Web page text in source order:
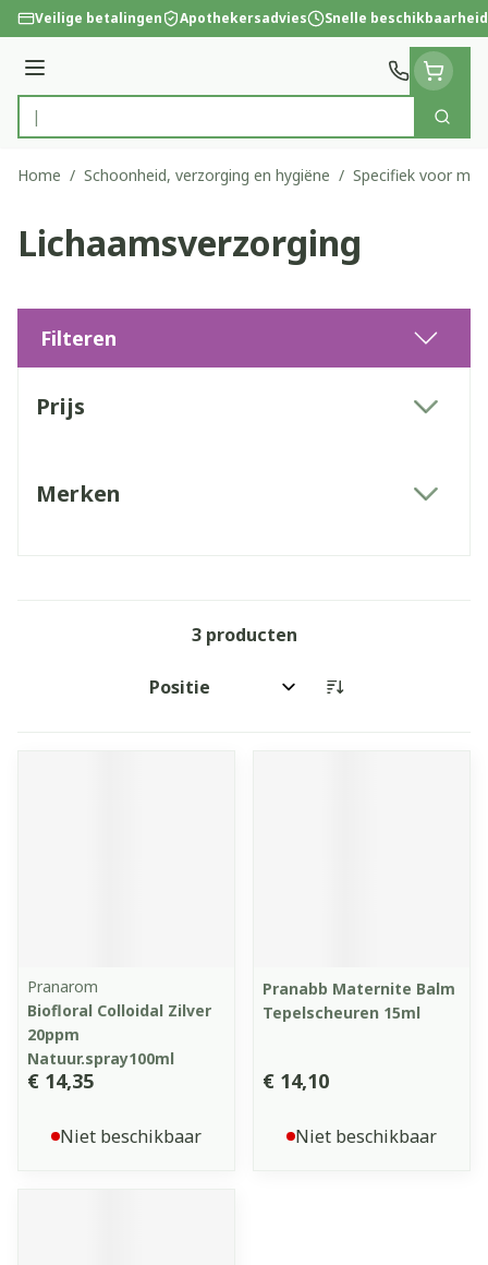
Ga naar de inhoud
Veilige betalingen Apothekersadvies Snelle beschikbaarheid
Menu
Product, merk, categorie...
Zoek
Home / Schoonheid, verzorging en hygiëne / Specifiek voor
Lichaamsverzorging
Filteren
Prijs
Merken
3producten
Sorteer op:
Pranarom
Biofloral Colloidal Zilver
20ppm
Natuur.spray100ml
€ 14,35
Niet beschikbaar
Pranabb Maternite Balm
Tepelscheuren 15ml
€ 14,10
Niet beschikbaar